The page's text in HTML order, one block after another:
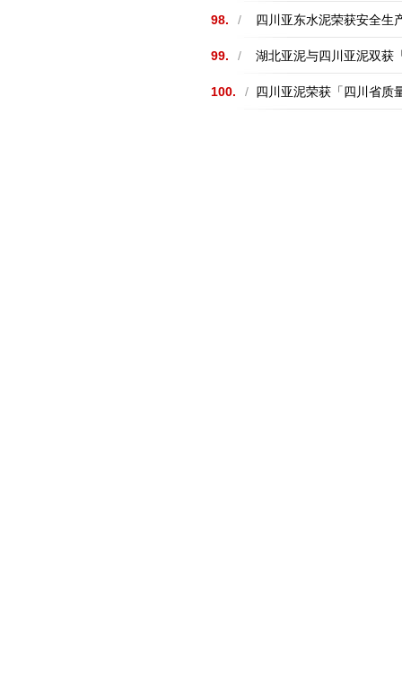
98. / 四川亚东水泥荣获安全生
99. / 湖北亚泥与四川亚泥双获
100. / 四川亚泥荣获「四川省质